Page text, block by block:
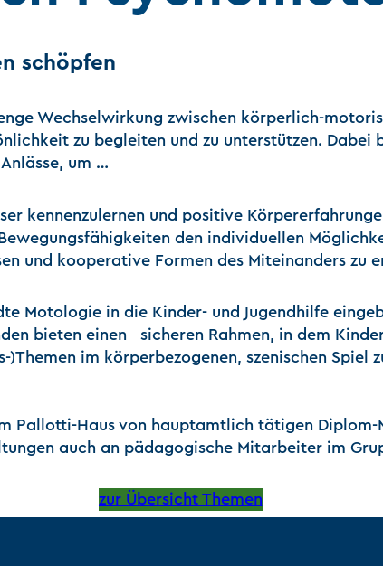
schöpfen
Wechselwirkung zwischen körperlich-
zu begleiten und zu unterstützen.
um …
kennenzulernen und positive
den individuellen
und kooperative Formen des Miteinanders zu
Motologie in die Kinder- und Jugendhilfe
bieten einen sicheren Rahmen, in dem
im körperbezogenen, szenischen
Pallotti-Haus von hauptamtlich tätigen
auch an pädagogische Mitarbeiter im
zur Übersicht Themen